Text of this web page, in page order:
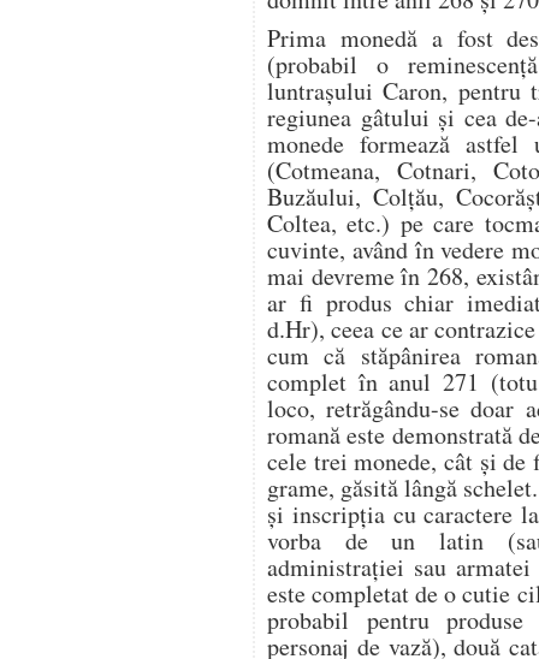
Prima monedă a fost
(probabil o
luntraşului Caron, pentru
regiunea gâtului şi cea
monede formează
(Cotmeana, Cotnari,
Buzăului, Colțău,
Coltea, etc.) pe care
cuvinte, având în vedere
mai devreme în 268,
ar fi produs chiar
d.Hr), ceea ce ar
cum că stăpânirea
complet în anul 271
loco, retrăgându-se doar
romană este demonstrată
cele trei monede, cât şi
grame, găsită lângă
şi inscripţia cu caractere
vorba de un latin
administrației sau
este completat de o cutie
probabil pentru
personaj de vază), două